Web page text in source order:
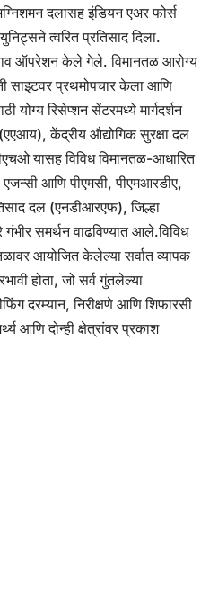
दलासह इंडियन एअर फोर्स
त्वरित प्रतिसाद दिला.
ऑपरेशन केले गेले. विमानतळ आरोग्य
साइटवर प्रथमोपचार केला आणि
योग्य रिसेप्शन सेंटरमध्ये मार्गदर्शन
केंद्रीय औद्योगिक सुरक्षा दल
यासह विविध विमानतळ-आधारित
आणि पीएमसी, पीएमआरडीए,
दल (एनडीआरएफ), जिल्हा
गंभीर समर्थन वाढविण्यात आले.विविध
आयोजित केलेल्या सर्वात व्यापक
होता, जो सर्व गुंतलेल्या
दरम्यान, निरीक्षणे आणि शिफारसी
आणि दोन्ही क्षेत्रांवर प्रकाश